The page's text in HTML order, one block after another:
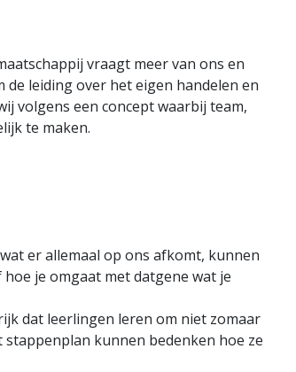
vraagt meer van ons en
leiding over het eigen handelen en
volgens een concept waarbij team,
te maken.
er allemaal op ons afkomt, kunnen
je omgaat met datgene wat je
dat leerlingen leren om niet zomaar
kunnen bedenken hoe ze